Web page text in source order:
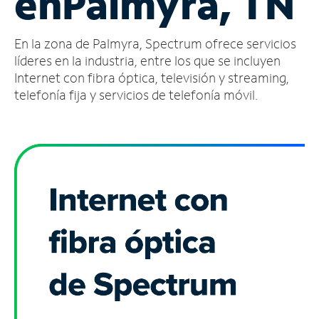
cuenta
Encuentra
una
tienda
En la zona de Palmyra, Spectrum ofrece servicios
líderes en la industria, entre los que se incluyen
Internet con fibra óptica, televisión y streaming,
telefonía fija y servicios de telefonía móvil.